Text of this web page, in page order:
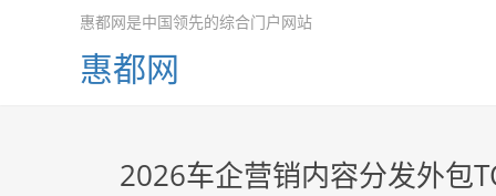
惠都网是中国领先的综合门户网站
惠都网
2026车企营销内容分发外包